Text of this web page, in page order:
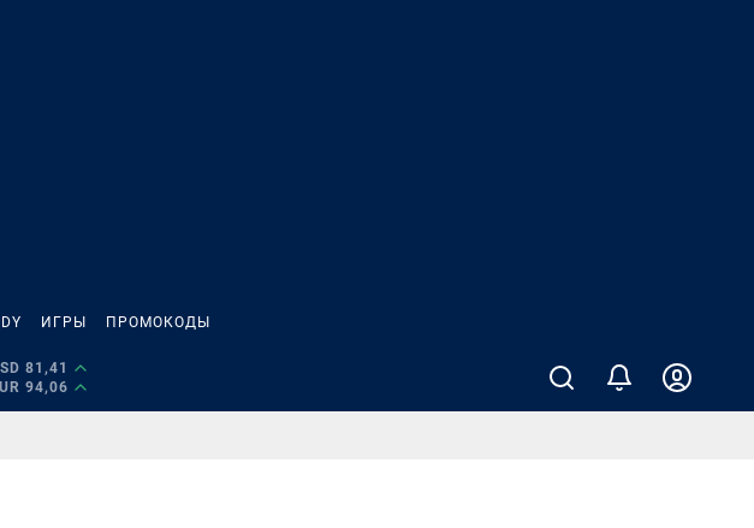
ИГРЫ ПРОМОКОДЫ
81,41
94,06